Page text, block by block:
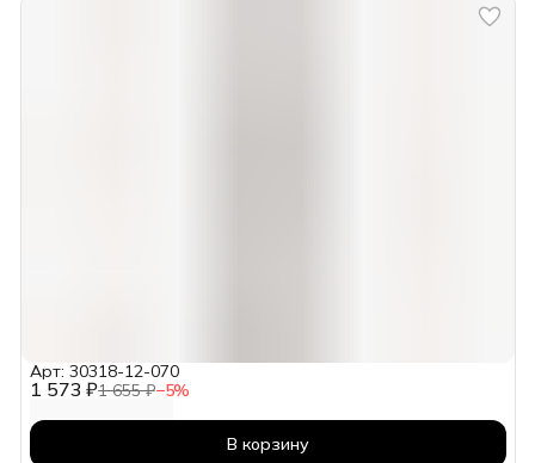
1 573 ₽1 655 ₽−5%
Арт: 30318-12-070
В корзину